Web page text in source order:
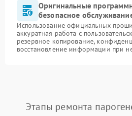
Оригинальные
безопасное
Использование официальных
аккуратная работа с
резервное копирование,
восстановление информации при
Этапы ремонта